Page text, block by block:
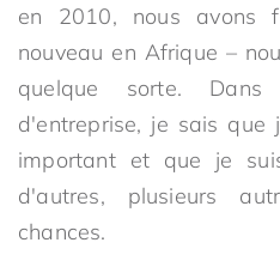
en 2010, nous avons
nouveau en Afrique –
quelque sorte.
d'entreprise, je sais
important et que je
d'autres, plusieurs
chances.